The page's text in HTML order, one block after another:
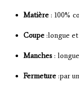
Matière : 100%
Coupe :longue et
Manches :
Fermeture :par